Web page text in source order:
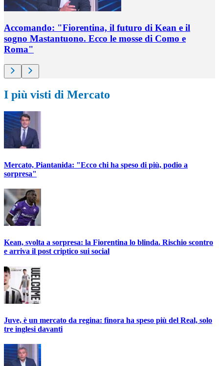
Accomando: "Fiorentina, il futuro di Kean e il
sogno Mastantuono. Ecco le mosse di Como e
Roma"
I più visti di Mercato
Mercato, Piantanida: "Ecco chi ha speso di più, podio a
sorpresa"
Kean, svolta a sorpresa: la Fiorentina lo blinda. Rischio scontro
e arriva il post criptico sui social
Juve, è un mercato da regina: finora ha speso più del Real, solo
tre inglesi davanti